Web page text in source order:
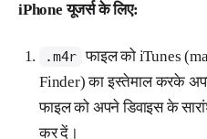
iPhone यूजर्स के लिए:
.m4r फाइल को iTunes
Finder) का इस्तेमाल करके
फाइल को अपने डिवाइस के
कर दें।